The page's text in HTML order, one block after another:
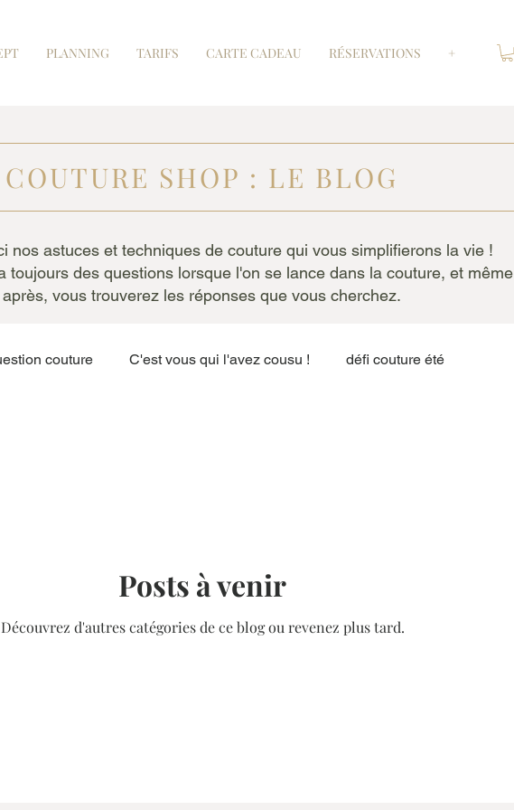
PLANNING TARIFS CARTE CADEAU RÉSERVATIONS +
COUTURE SHOP : LE BLOG
nos astuces et techniques de couture qui vous simplifierons la vie !
toujours des questions lorsque l'on se lance dans la couture, et même
après, vous trouverez les réponses que vous cherchez.
couture C'est vous qui l'avez cousu ! défi couture été
Posts à venir
Découvrez d'autres catégories de ce blog ou revenez plus tard.